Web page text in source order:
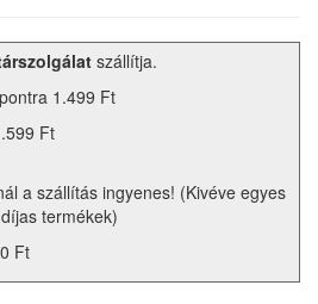
szállítja.
1.499 Ft
Ft
a szállítás ingyenes! (Kivéve egyes
termékek)
Ft